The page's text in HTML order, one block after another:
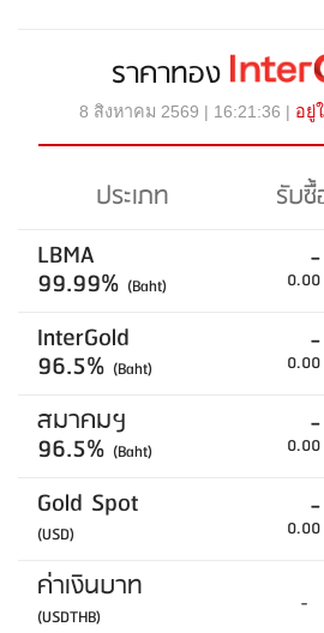
ราคาทอง
8 สิงหาคม 2569 | 16:21:36 | อยู่
ประเภท รับ
LBMA
99.99% (Baht)
-
0.00
InterGold
96.5% (Baht)
-
0.00
สมาคมฯ
96.5% (Baht)
-
0.00
Gold Spot
(USD)
-
0.00
ค่าเงินบาท
(USDTHB) -